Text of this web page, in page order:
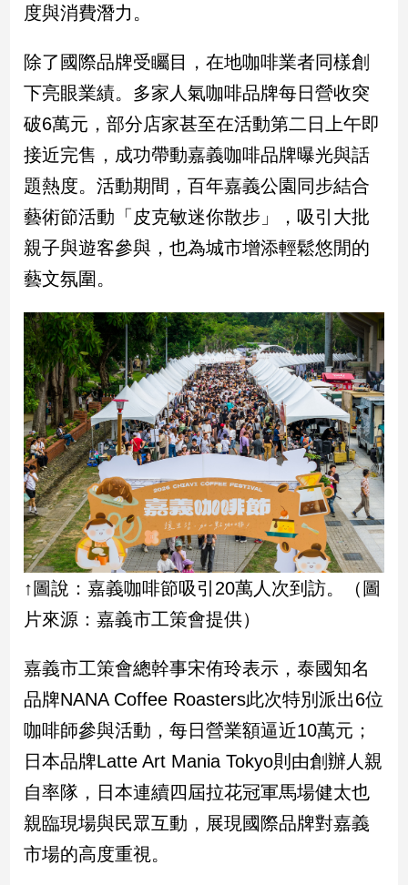
灣
娛
娛
樂
星
聞
行/
尚
追
星
生
活
建
築/
室
內
設
計
旅
美
食
星
座/
理
消
費
健
康/
度與消費潛力。
除了國際品牌受矚目，在地咖啡業者同樣創
下亮眼業績。多家人氣咖啡品牌每日營收突
破6萬元，部分店家甚至在活動第二日上午即
接近完售，成功帶動嘉義咖啡品牌曝光與話
題熱度。活動期間，百年嘉義公園同步結合
藝術節活動「皮克敏迷你散步」，吸引大批
親子與遊客參與，也為城市增添輕鬆悠閒的
藝文氛圍。
↑圖說：嘉義咖啡節吸引20萬人次到訪。（圖
片來源：嘉義市工策會提供）
嘉義市工策會總幹事宋侑玲表示，泰國知名
品牌NANA Coffee Roasters此次特別派出6位
咖啡師參與活動，每日營業額逼近10萬元；
日本品牌Latte Art Mania Tokyo則由創辦人親
自率隊，日本連續四屆拉花冠軍馬場健太也
親臨現場與民眾互動，展現國際品牌對嘉義
市場的高度重視。